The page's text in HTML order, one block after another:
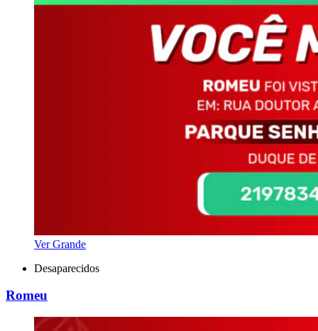
Ver Grande
Desaparecidos
Romeu